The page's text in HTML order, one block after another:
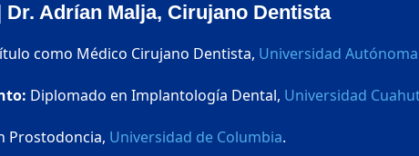
Dr. Adrían Malja, Cirujano Dentista
como Médico Cirujano Dentista, Universidad
Diplomado en Implantología Dental, Universidad
Prostodoncia, Universidad de Columbia.